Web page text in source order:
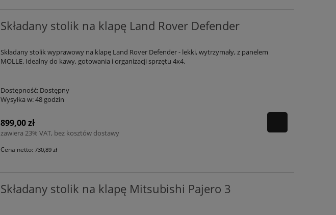
Składany stolik na klapę Land Rover Defender
Składany stolik wyprawowy na klapę Land Rover Defender - lekki, wytrzymały, z panelem
MOLLE. Idealny do kawy, gotowania i organizacji sprzętu 4x4.
Dostępność: Dostępny
Wysyłka w:48 godzin
899,00 zł
zawiera 23% VAT, bez kosztów dostawy
Cena netto: 730,89 zł
Składany stolik na klapę Mitsubishi Pajero 3